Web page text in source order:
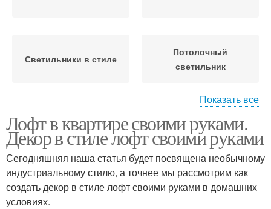
Светильники в стиле
Потолочный
светильник
промышленном стиле
Дизайн в стиле
Показать все
Лофт в квартире своими руками.
Декор в стиле лофт своими руками
Сегодняшняя наша статья будет посвящена необычному
индустриальному стилю, а точнее мы рассмотрим как
создать декор в стиле лофт своими руками в домашних
условиях.